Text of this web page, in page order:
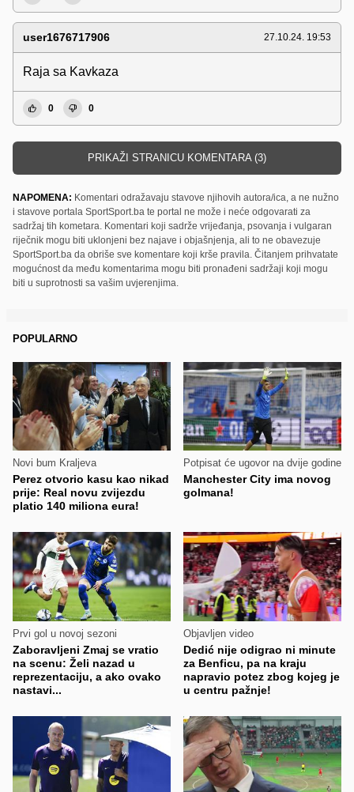
user1676717906 27.10.24. 19:53
Raja sa Kavkaza
0 0
PRIKAŽI STRANICU KOMENTARA (3)
NAPOMENA: Komentari odražavaju stavove njihovih autora/ica, a ne nužno
i stavove portala SportSport.ba te portal ne može i neće odgovarati za
sadržaj tih kometara. Komentari koji sadrže vrijeđanja, psovanja i vulgaran
riječnik mogu biti uklonjeni bez najave i objašnjenja, ali to ne obavezuje
SportSport.ba da obriše sve komentare koji krše pravila. Čitanjem prihvatate
mogućnost da među komentarima mogu biti pronađeni sadržaji koji mogu
biti u suprotnosti sa vašim uvjerenjima.
POPULARNO
Novi bum Kraljeva
Perez otvorio kasu kao nikad
prije: Real novu zvijezdu
platio 140 miliona eura!
Potpisat će ugovor na dvije godine
Manchester City ima novog
golmana!
Prvi gol u novoj sezoni
Zaboravljeni Zmaj se vratio
na scenu: Želi nazad u
reprezentaciju, a ako ovako
nastavi...
Objavljen video
Dedić nije odigrao ni minute
za Benficu, pa na kraju
napravio potez zbog kojeg je
u centru pažnje!